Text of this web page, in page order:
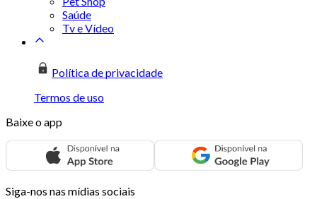
Saúde
Tv e Vídeo
Política de privacidade
Termos de uso
Baixe o app
Siga-nos nas mídias sociais